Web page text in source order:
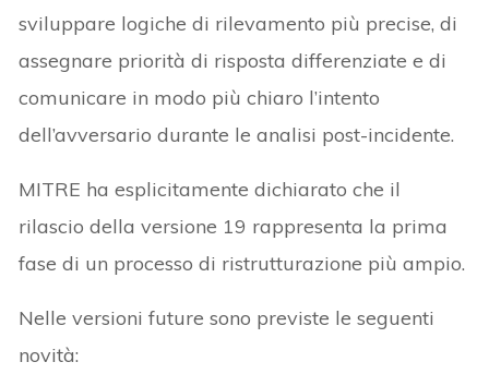
sviluppare logiche di rilevamento più precise, di
assegnare priorità di risposta differenziate e di
comunicare in modo più chiaro l’intento
dell’avversario durante le analisi post-incidente.
MITRE ha esplicitamente dichiarato che il
rilascio della versione 19 rappresenta la prima
fase di un processo di ristrutturazione più ampio.
Nelle versioni future sono previste le seguenti
novità: